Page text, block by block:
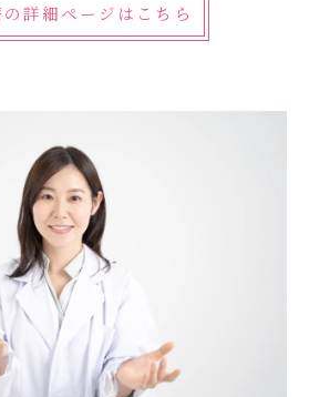
詳細ページはこちら